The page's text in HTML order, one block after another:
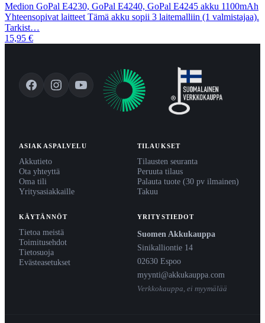
Medion GoPal E4230, GoPal E4240, GoPal E4245 akku 1100mAh
Yhteensopivat laitteet Tämä akku sopii 3 laitemalliin (1 valmistajaa).
Tarkist…
15,95 €
ASIAKASPALVELU
Akkutieto
Ota yhteyttä
Oma tili
Yritysasiakkaille
TILAUKSET
Tilausten seuranta
Peruuta tilaus
Palauta tuote (30 pv ilmainen)
Takuu
KÄYTÄNNÖT
Tietoa meistä
Toimitusehdot
Tietosuoja
Evästeasetukset
YRITYSTIEDOT
Suomen Akkukauppa
Sinikalliontie 14
02630 Espoo
myynti@akkukauppa.com
Verkkokauppa, ei myymälää